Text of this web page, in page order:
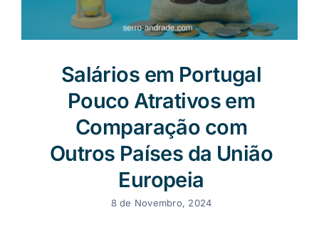
Salários em Portugal
Pouco Atrativos em
Comparação com
Outros Países da União
Europeia
8 de Novembro, 2024